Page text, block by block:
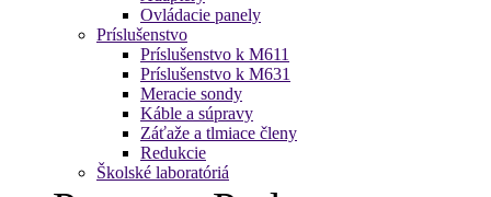
Ovládacie panely
Príslušenstvo
Príslušenstvo k M611
Príslušenstvo k M631
Meracie sondy
Káble a súpravy
Záťaže a tlmiace členy
Redukcie
Školské laboratóriá